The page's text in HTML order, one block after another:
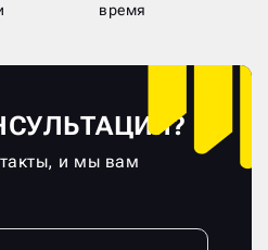
время
и мы вам